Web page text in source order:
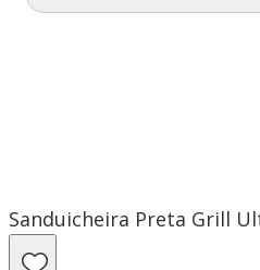
Sanduicheira Preta Grill